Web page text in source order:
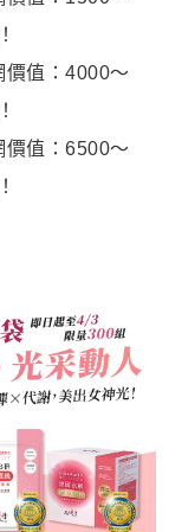
值：4000～
值：6500～